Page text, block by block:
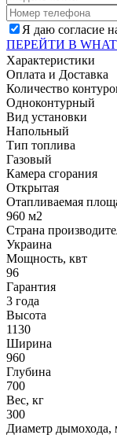
Я даю согласие
ПЕРЕЙТИ В
Характеристики
Оплата и Доставка
Количество
Одноконтурный
Вид установки
Напольный
Тип топлива
Газовый
Камера сгорания
Открытая
Отапливаемая
960 м2
Страна
Украина
Мощность, квт
96
Гарантия
3 года
Высота
1130
Ширина
960
Глубина
700
Вес, кг
300
Диаметр дымохода,